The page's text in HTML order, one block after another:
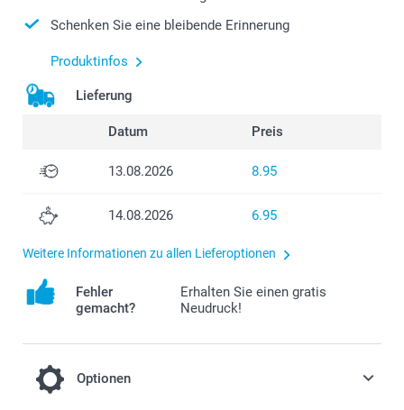
Schenken Sie eine bleibende Erinnerung
Produktinfos
Lieferung
Datum Preis
13.08.2026 8.95
14.08.2026 6.95
Weitere Informationen zu allen Lieferoptionen
Fehler
gemacht?
Erhalten Sie einen gratis
Neudruck!
Optionen